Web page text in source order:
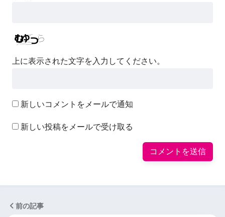
上に表示された文字を入力してください。
新しいコメントをメールで通知
新しい投稿をメールで受け取る
前の記事